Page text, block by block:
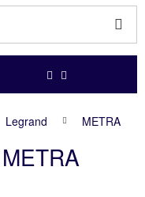
Legrand METRA